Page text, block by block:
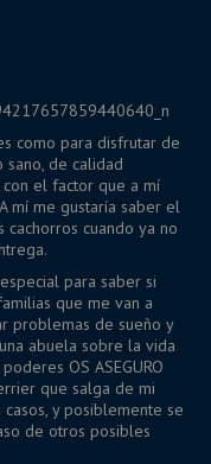
como para disfrutar de
de calidad
con el factor que a mí
mí me gustaría saber el
cachorros cuando ya no
para saber si
que me van a
problemas de sueño y
abuela sobre la vida
OS ASEGURO
que salga de mi
y posiblemente se
de otros posibles